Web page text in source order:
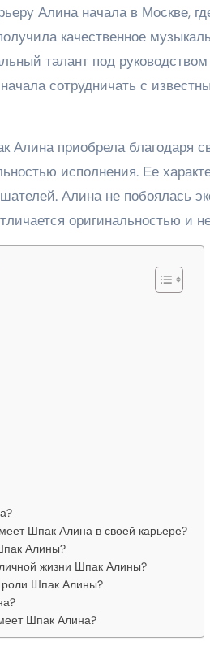
Алина начала в Москве,
качественное
талант под
сотрудничать с
Алина приобрела благодаря
исполнения. Ее
Алина не побоялась
оригинальностью и
Шпак Алина в своей карьере?
Алины?
жизни Шпак Алины?
Шпак Алины?
Шпак Алина?